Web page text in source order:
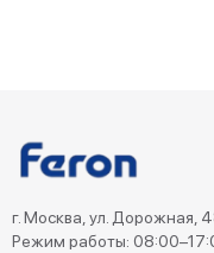
г. Москва, ул. Дорожная,
Режим работы: